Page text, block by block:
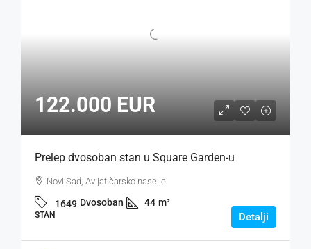
122.000 EUR
Prelep dvosoban stan u Square Garden-u
Novi Sad, Avijatičarsko naselje
1649 Dvosoban 44 m²
STAN Detalji